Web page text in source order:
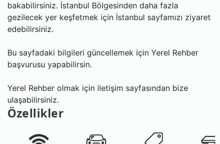
bakabilirsiniz. İstanbul Bölgesinden daha fazla
gezilecek yer keşfetmek için İstanbul sayfamızı ziyaret
edebilirsiniz.
Bu sayfadaki bilgileri güncellemek için Yerel Rehber
başvurusu yapabilirsin.
Yerel Rehber olmak için iletişim sayfasından bize
ulaşabilirsiniz.
Özellikler